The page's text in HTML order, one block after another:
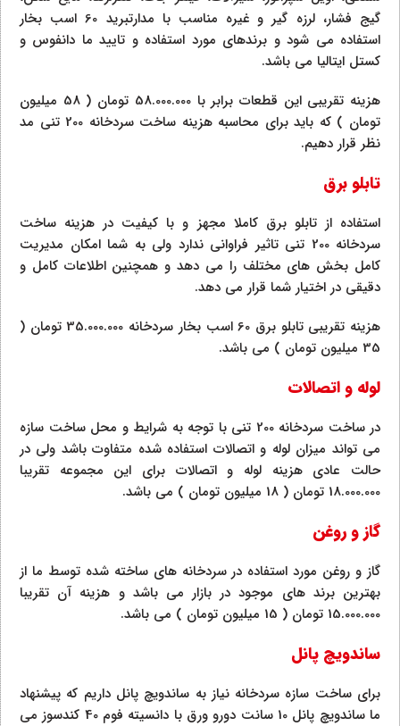
گیج فشار، لرزه گیر و غیره مناسب با مدارتبرید 60 اسب بخار
استفاده می شود و برندهای مورد استفاده و تایید ما دانفوس و
کستل ایتالیا می باشد.
هزینه تقریبی این قطعات برابر با 58.000.000 تومان ( 58 میلیون
تومان ) که باید برای محاسبه هزینه ساخت سردخانه 200 تنی مد
نظر قرار دهیم.
تابلو برق
استفاده از تابلو برق کاملا مجهز و با کیفیت در هزینه ساخت
سردخانه 200 تنی تاثیر فراوانی ندارد ولی به شما امکان مدیریت
کامل بخش های مختلف را می دهد و همچنین اطلاعات کامل و
دقیقی در اختیار شما قرار می دهد.
هزینه تقریبی تابلو برق 60 اسب بخار سردخانه 35.000.000 تومان (
35 میلیون تومان ) می باشد.
لوله و اتصالات
در ساخت سردخانه 200 تنی با توجه به شرایط و محل ساخت سازه
می تواند میزان لوله و اتصالات استفاده شده متفاوت باشد ولی در
حالت عادی هزینه لوله و اتصالات برای این مجموعه تقریبا
18.000.000 تومان ( 18 میلیون تومان ) می باشد.
گاز و روغن
گاز و روغن مورد استفاده در سردخانه های ساخته شده توسط ما از
بهترین برند های موجود در بازار می باشد و هزینه آن تقریبا
15.000.000 تومان ( 15 میلیون تومان ) می باشد.
ساندویچ پانل
برای ساخت سازه سردخانه نیاز به ساندویچ پانل داریم که پیشنهاد
ما ساندویچ پانل 10 سانت دورو ورق با دانسیته فوم 40 کندسوز می